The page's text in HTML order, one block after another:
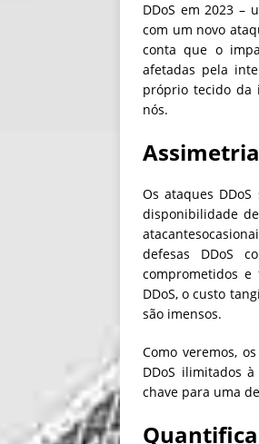
DDoS em 2023 –
com um novo
conta que o
afetadas pela
próprio tecido da
nós.
Os ataques
disponibilidade
defesas DDoS
comprometidos e
DDoS, o custo
são imensos.
Como veremos,
DDoS ilimitados
chave para uma